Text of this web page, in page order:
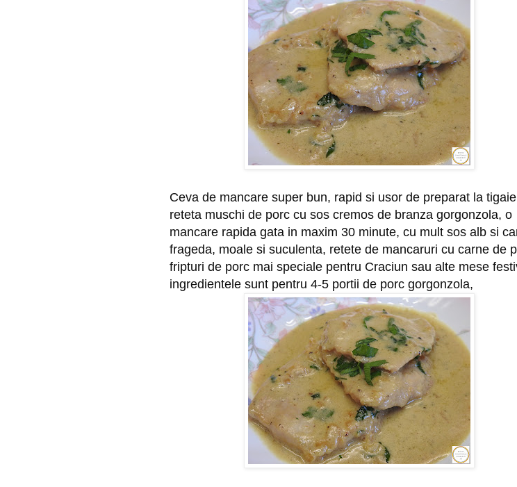
Ceva de mancare super bun, rapid si usor de preparat la
reteta muschi de porc cu sos cremos de branza gorgonzola, o
mancare rapida gata in maxim 30 minute, cu mult sos alb si
frageda, moale si suculenta, retete de mancaruri cu carne de
fripturi de porc mai speciale pentru Craciun sau alte mese
ingredientele sunt pentru 4-5 portii de porc gorgonzola,